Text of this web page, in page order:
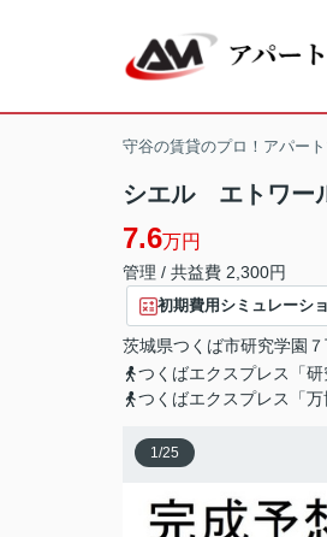
守谷の賃貸のプロ！アパー
シエル エトワ
7.6万円
管理 / 共益費 2,300円
初期費用シミュレーシ
茨城県つくば市研究学園
つくばエクスプレス「
つくばエクスプレス「
1/25